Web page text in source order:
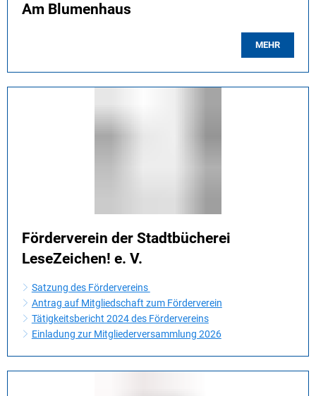
Am Blumenhaus
MEHR
Förderverein der Stadtbücherei
LeseZeichen! e. V.
Satzung des Fördervereins
Antrag auf Mitgliedschaft zum Förderverein
Tätigkeitsbericht 2024 des Fördervereins
Einladung zur Mitgliederversammlung 2026